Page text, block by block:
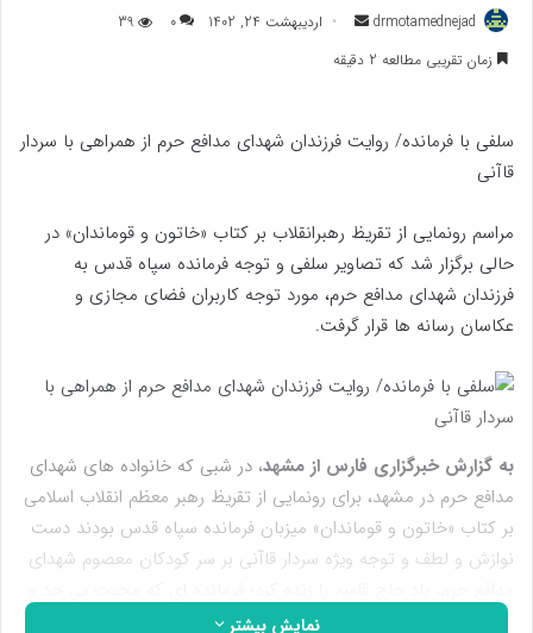
drmotamednejad
ارسال
به
اردیبهشت 24, 1402 0
39
زمان تقریبی مطالعه 2 دقیقه
سلفی با فرمانده/ روایت فرزندان شهدای مدافع حرم از همراهی با سردار
قاآنی
مراسم رونمایی از تقریظ رهبرانقلاب بر کتاب «خاتون و قوماندان» در
حالی برگزار شد که تصاویر سلفی و توجه فرمانده سپاه قدس به
فرزندان شهدای مدافع حرم، مورد توجه کاربران فضای مجازی و
عکاسان رسانه ها قرار گرفت.
به گزارش خبرگزاری فارس از مشهد، در شبی که خانواده های شهدای
مدافع حرم در مشهد، برای رونمایی از تقریظ رهبر معظم انقلاب اسلامی
بر کتاب «خاتون و قوماندان» میزبان فرمانده سپاه قدس بودند دست
نوازش و لطف و توجه ویژه سردار قاآنی بر سر کودکان معصوم شهدای
اندازه اش نسبت به خانواده شهدا از ویژگی های شاخص او بود و
نمایش بیشتر